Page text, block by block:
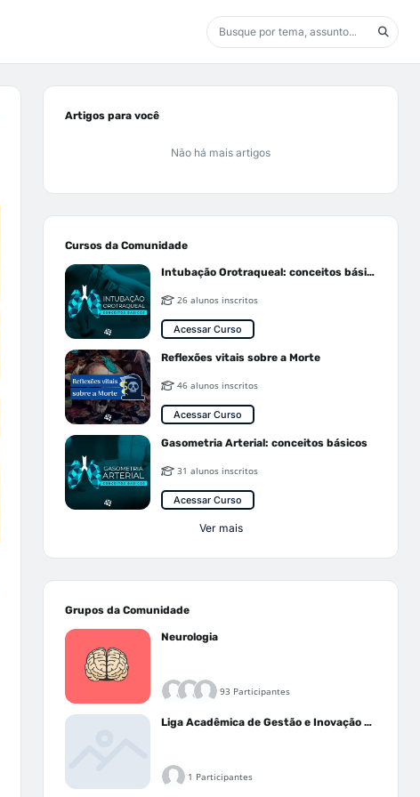
Artigos para você
Não há mais artigos
Cursos da Comunidade
Intubação Orotraqueal: conceitos básicos
26 alunos inscritos
Acessar Curso
Reflexões vitais sobre a Morte
46 alunos inscritos
Acessar Curso
Gasometria Arterial: conceitos básicos
31 alunos inscritos
Acessar Curso
Ver mais
Grupos da Comunidade
Neurologia
93 Participantes
Liga Acadêmica de Gestão e Inovação Médica - LAGIM
1 Participantes